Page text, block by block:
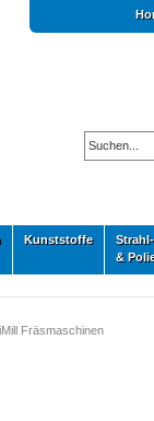
Kunststoffe
Strahl-
&
Fräsmaschinen